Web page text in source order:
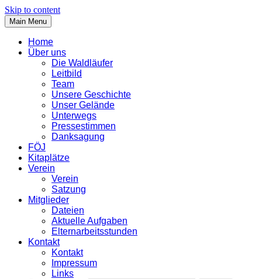
Skip to content
Main Menu
Home
Über uns
Die Waldläufer
Leitbild
Team
Unsere Geschichte
Unser Gelände
Unterwegs
Pressestimmen
Danksagung
FÖJ
Kitaplätze
Verein
Verein
Satzung
Mitglieder
Dateien
Aktuelle Aufgaben
Elternarbeitsstunden
Kontakt
Kontakt
Impressum
Links